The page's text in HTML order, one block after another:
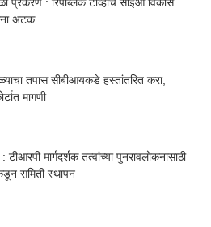
अटक
तपास सीबीआयकडे हस्तांतरित करा,
मागणी
मार्गदर्शक तत्वांच्या पुनरावलोकनासाठी
समिती स्थापन